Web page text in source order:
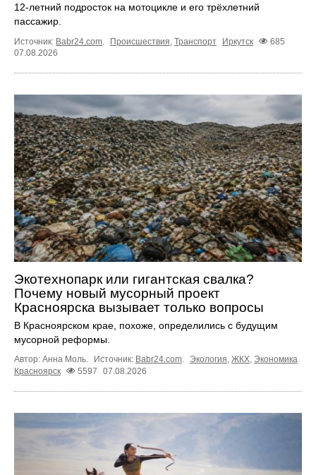
12‑летний подросток на мотоцикле и его трёхлетний
пассажир.
Источник: Babr24.com. Происшествия, Транспорт Иркутск
685
07.08.2026
Экотехнопарк или гигантская свалка?
Почему новый мусорный проект
Красноярска вызывает только вопросы
В Красноярском крае, похоже, определились с будущим
мусорной реформы.
Автор: Анна Моль. Источник: Babr24.com. Экология, ЖКХ, Экономика
Красноярск
5597 07.08.2026